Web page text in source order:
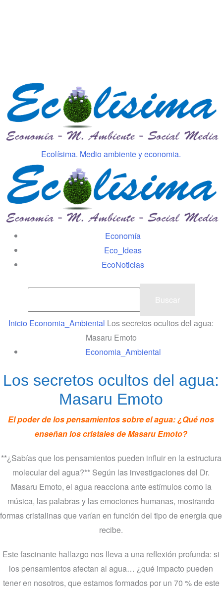
Ecolísima. Medio ambiente y economia.
Economía
Eco_Ideas
EcoNoticias
Inicio Economia_Ambiental Los secretos ocultos del agua:
Masaru Emoto
Economia_Ambiental
Los secretos ocultos del agua:
Masaru Emoto
El poder de los pensamientos sobre el agua: ¿Qué nos
enseñan los cristales de Masaru Emoto?
**¿Sabías que los pensamientos pueden influir en la estructura
molecular del agua?** Según las investigaciones del Dr.
Masaru Emoto, el agua reacciona ante estímulos como la
música, las palabras y las emociones humanas, mostrando
formas cristalinas que varían en función del tipo de energía que
recibe.
Este fascinante hallazgo nos lleva a una reflexión profunda: si
los pensamientos afectan al agua… ¿qué impacto pueden
tener en nosotros, que estamos formados por un 70 % de este